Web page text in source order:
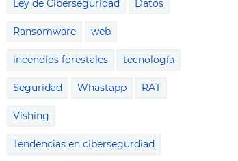
Ley de Ciberseguridad Datos
Ransomware web
incendios forestales tecnología
Seguridad Whastapp RAT
Vishing
Tendencias en cibersegurdiad